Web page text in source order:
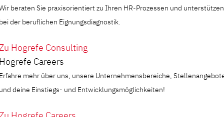
beraten Sie praxisorientiert zu Ihren HR-Prozessen und unterstützen
der beruflichen Eignungsdiagnostik.
Hogrefe Consulting
Careers
mehr über uns, unsere Unternehmensbereiche,
deine Einstiegs- und Entwicklungsmöglichkeiten!